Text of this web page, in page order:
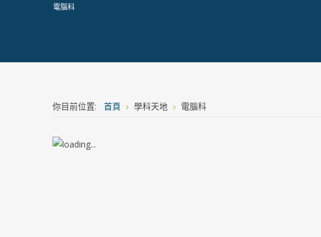
電腦科
你目前位置: 首頁 學科天地 電腦科